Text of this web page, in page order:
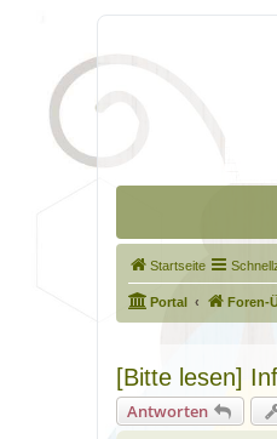
Startseite
Portal Foren-
[Bitte lesen]
Antworten